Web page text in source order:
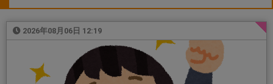
2026年08月06日 12:19